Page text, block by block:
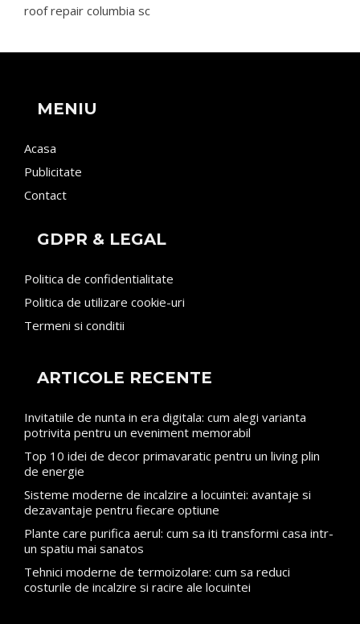
roof repair columbia sc
MENIU
Acasa
Publicitate
Contact
GDPR & LEGAL
Politica de confidentialitate
Politica de utilizare cookie-uri
Termeni si conditii
ARTICOLE RECENTE
Invitatiile de nunta in era digitala: cum alegi varianta
potrivita pentru un eveniment memorabil
Top 10 idei de decor primavaratic pentru un living plin
de energie
Sisteme moderne de incalzire a locuintei: avantaje si
dezavantaje pentru fiecare optiune
Plante care purifica aerul: cum sa iti transformi casa intr-
un spatiu mai sanatos
Tehnici moderne de termoizolare: cum sa reduci
costurile de incalzire si racire ale locuintei